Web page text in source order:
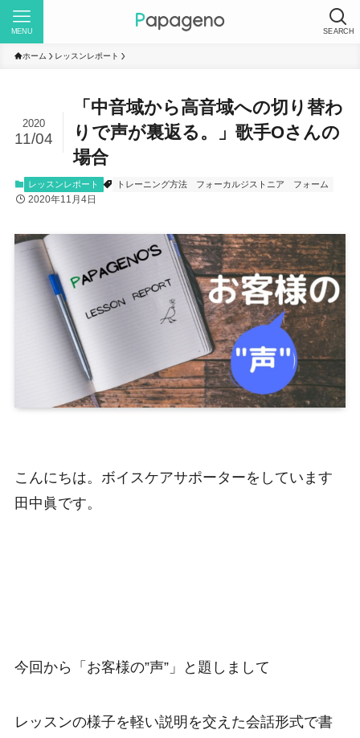
SEARCH
MENU
ホーム レッスンレポート
「中音域から高音域への切り替わ
りで声が裏返る。」歌手Oさんの
場合
2020
11/04
レッスンレポート トレーニング方法 フォーカルジストニア フォーム
2020年11月4日
こんにちは。ボイスケアサポーターをしています
田中眞です。
今回から「お客様の”声”」と題しまして
レッスンの様子を軽い説明を交えた会話形式で書